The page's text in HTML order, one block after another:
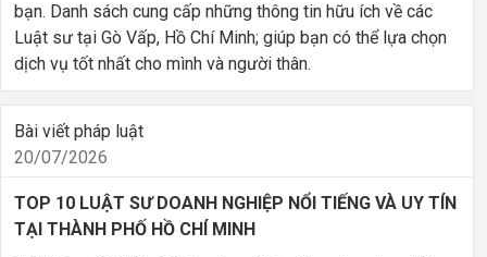
bạn. Danh sách cung cấp những thông tin hữu ích về các
Luật sư tại Gò Vấp, Hồ Chí Minh; giúp bạn có thể lựa chọn
dịch vụ tốt nhất cho mình và người thân.
Bài viết pháp luật
20/07/2026
TOP 10 LUẬT SƯ DOANH NGHIỆP NỔI TIẾNG VÀ UY TÍN
TẠI THÀNH PHỐ HỒ CHÍ MINH